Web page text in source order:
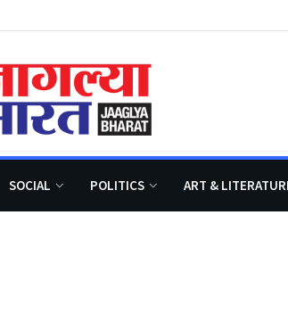
SOCIAL POLITICS ART &